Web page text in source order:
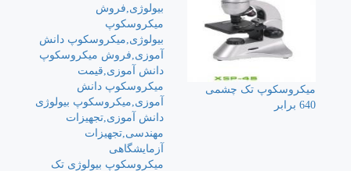
میکروسکوپ تک چشمی
640 برابر
میکروسکوپ بیولوژی تک